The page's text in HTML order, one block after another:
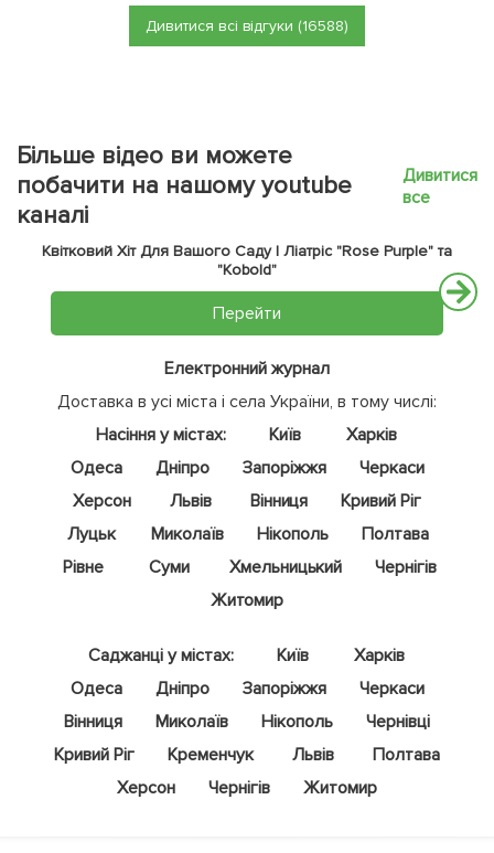
Дивитися всі відгуки (16588)
Більше відео ви можете
побачити на нашому youtube
каналі
Дивитися
все
Квітковий Хіт Для Вашого Саду | Ліатріс "Rose Purple" та
"Kobold"
Перейти
Електронний журнал
Доставка в усі міста і села України, в тому числі:
Насіння у містах:
Київ
Харків
Одеса
Дніпро Запоріжжя
Черкаси
Херсон
Львів Вінниця
Кривий Ріг
Луцьк
Миколаїв Нікополь
Полтава
Рівне
Суми Хмельницький
Чернігів
Житомир
Саджанці у містах: Київ
Харків
Одеса
Дніпро Запоріжжя
Черкаси
Вінниця
Миколаїв Нікополь
Чернівці
Кривий Ріг
Кременчук Львів
Полтава
Херсон
Чернігів Житомир